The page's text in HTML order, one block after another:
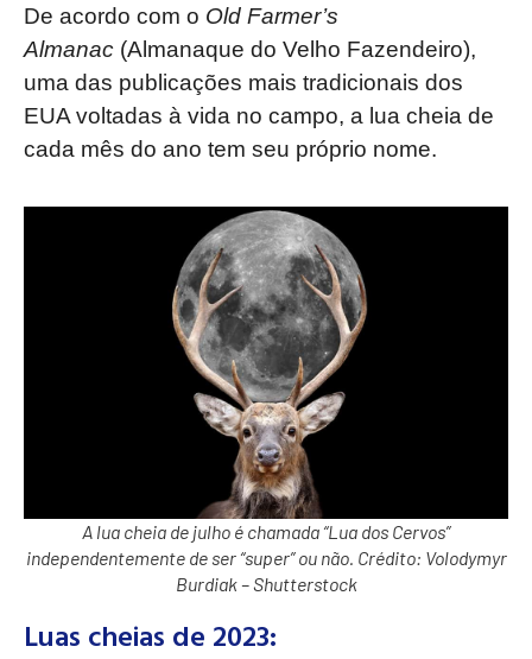
De acordo com o Old Farmer’s
Almanac (Almanaque do Velho Fazendeiro),
uma das publicações mais tradicionais dos
EUA voltadas à vida no campo, a lua cheia de
cada mês do ano tem seu próprio nome.
A lua cheia de julho é chamada “Lua dos Cervos”
independentemente de ser “super” ou não. Crédito: Volodymyr
Burdiak – Shutterstock
Luas cheias de 2023: